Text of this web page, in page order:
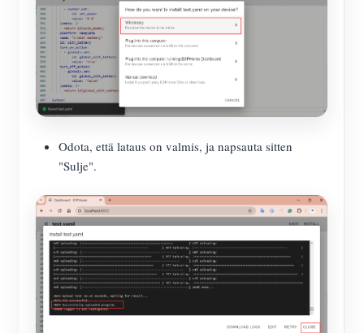
Odota, että lataus on valmis, ja napsauta sitten
"Sulje".